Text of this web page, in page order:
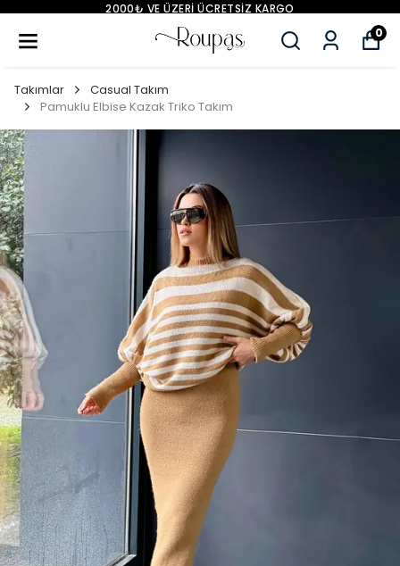
2000₺ VE ÜZERİ ÜCRETSİZ KARGO
0
Takımlar
Casual Takım
Pamuklu Elbise Kazak Triko Takım